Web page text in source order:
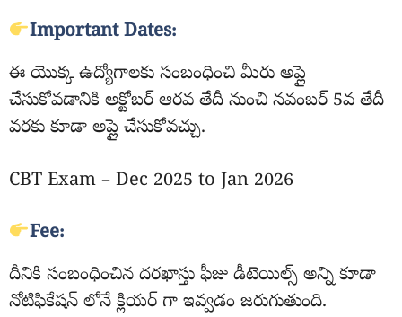
Important Dates:
ఈ యొక్క ఉద్యోగాలకు సంబంధించి మీరు అప్లై
చేసుకోవడానికి అక్టోబర్ ఆరవ తేదీ నుంచి నవంబర్ 5వ తేదీ
వరకు కూడా అప్లై చేసుకోవచ్చు.
CBT Exam – Dec 2025 to Jan 2026
Fee:
దీనికి సంబంధించిన దరఖాస్తు ఫీజు డీటెయిల్స్ అన్ని కూడా
నోటిఫికేషన్ లోనే క్లియర్ గా ఇవ్వడం జరుగుతుంది.